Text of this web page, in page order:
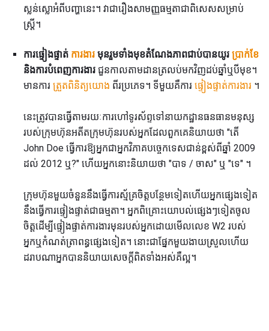
ស្លន់ស្លោអំពីបញ្ហានេះ។ វាជារឿងសាមញ្ញធម្មតាជាពិសេសសម្រាប់
ស្ត្រី។
ការផ្ទៀងផ្ទាត់ ការងារ មុនរួមទាំងមុខតំណែងភាពជាប់បានយូរ ប្រាក់ខែ
និងការបំពេញការងារ ជួនកាលតាមដានត្រលប់មកវិញដប់ឆ្នាំឬបីមុខ។
មានការ ត្រួតពិនិត្យយោង ពីរប្រភេទ។ ទីមួយគឺការ ផ្ទៀងផ្ទាត់ការងារ ។
នេះត្រូវបានធ្វើតាមរយៈការហៅទូរស័ព្ទទៅនាយកដ្ឋានធនធានមនុស្ស
របស់ក្រុមហ៊ុនអតីតក្រុមហ៊ុនរបស់អ្នកដែលពួកគេនិយាយថា "តើ
John Doe ធ្វើការឱ្យអ្នកជាអ្នកវិភាគបច្ចេកទេសជាន់ខ្ពស់ពីឆ្នាំ 2009
ដល់ 2012 ឬ?" ហើយអ្នកនោះនិយាយថា "បាទ / ចាស" ឬ "ទេ" ។
ក្រុមហ៊ុនមួយចំនួននឹងធ្វើការស្ម័គ្រចិត្តបន្ថែមទៀតហើយអ្នកផ្សេងទៀត
នឹងធ្វើការផ្ទៀងផ្ទាត់ជាធម្មតា។ អ្នកពិគ្រោះយោបល់ផ្សេងៗទៀតចូល
ចិត្តដើម្បីផ្ទៀងផ្ទាត់ការងារមុនរបស់អ្នកដោយមើលលេខ W2 របស់
អ្នកឬកំណត់ត្រាពន្ធផ្សេងទៀត។ នោះជាផ្នែកមួយងាយស្រួលហើយ
ដរាបណាអ្នកបាននិយាយសេចក្តីពិតទាំងអស់គឺល្អ។